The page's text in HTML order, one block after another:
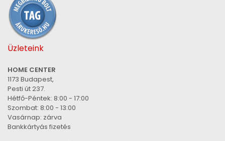
Üzleteink
HOME CENTER
1173 Budapest,
Pesti út 237.
Hétfő-Péntek: 8:00 - 17:00
Szombat: 8:00 - 13:00
Vasárnap: zárva
Bankkártyás fizetés